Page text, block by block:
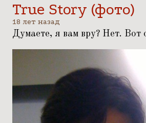
True Story (фото)
18 лет назад
Думаете, я вам вру? Нет. Вот